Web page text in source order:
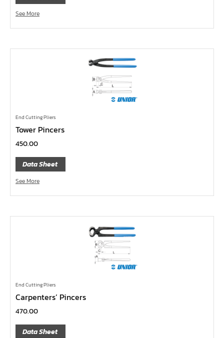
หัวขัน
ข้อต่อฟรี
ด้ามเลื่อน
ด้ามฟรี หัวกลม คอพับ ด้ามเรียบ 1/4", 3/8", 1/2"
ด้ามฟรี หัวกลม คอพับ ด้ามเหล็ก 1/4", 3/8", 1/2", 1"
ด้ามฟรี หัวกลม ด้ามเรียบ 1/4", 3/8", 1/2"
ด้ามฟรี หัวกลม ด้ามเหล็ก 1/4", 3/8", 1/2", 1"
ด้ามฟรี ยาง คอพับ กดปุ่ม
ด้ามฟรี ด้ามเรียบ คอพับ กดปุ่ม
ด้ามฟรี ด้ามเหล็ก คอพับ กดปุ่ม
ด้ามฟรี ยาง คอพับ
ด้ามฟรี ด้ามเรียบ คอพับ
ด้ามฟรี ด้ามเหล็ก คอพับ
See More
End Cutting Pliers
Tower Pincers
450.00
Data Sheet
See More
End Cutting Pliers
Carpenters’ Pincers
470.00
Data Sheet